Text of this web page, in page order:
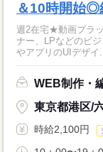
＆10時開始◎
週2在宅★動画プラ
ナー、LPなどのビ
やアプリのUIデザイ
WEB制作・
東京都港区/
時給2,100円